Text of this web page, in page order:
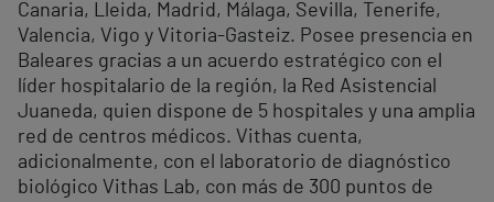
Canaria, Lleida, Madrid, Málaga, Sevilla, Tenerife,
Valencia, Vigo y Vitoria-Gasteiz. Posee presencia en
Baleares gracias a un acuerdo estratégico con el
líder hospitalario de la región, la Red Asistencial
Juaneda, quien dispone de 5 hospitales y una amplia
red de centros médicos. Vithas cuenta,
adicionalmente, con el laboratorio de diagnóstico
biológico Vithas Lab, con más de 300 puntos de